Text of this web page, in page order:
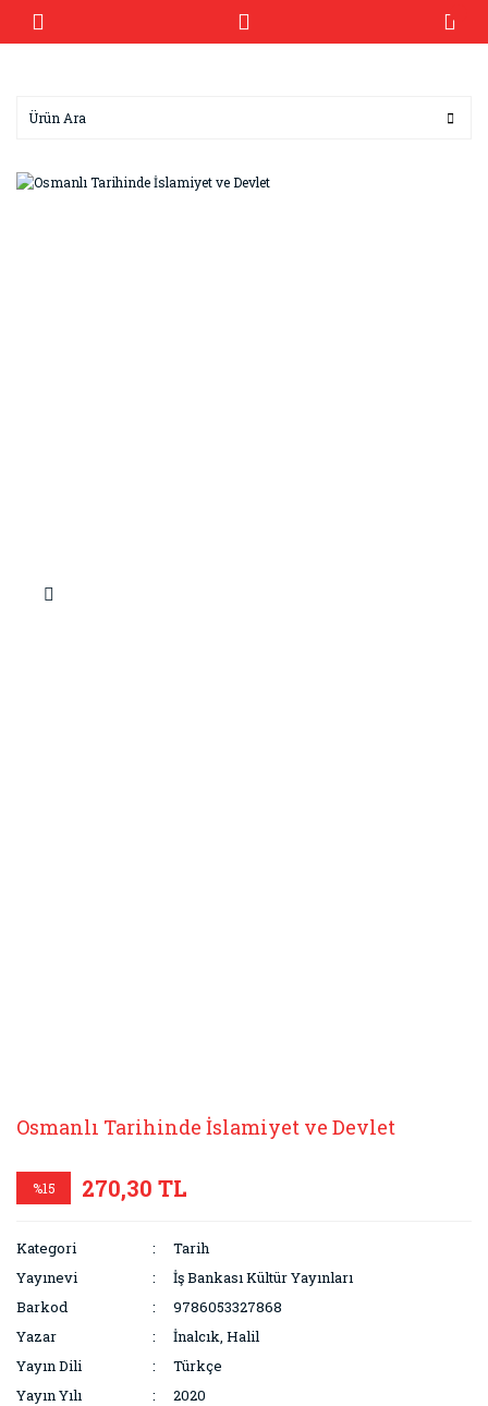
Osmanlı Tarihinde İslamiyet ve Devlet
%15 270,30 TL
Kategori
Tarih
Yayınevi
İş Bankası Kültür Yayınları
Barkod
9786053327868
Yazar
İnalcık, Halil
Yayın Dili
Türkçe
Yayın Yılı
2020